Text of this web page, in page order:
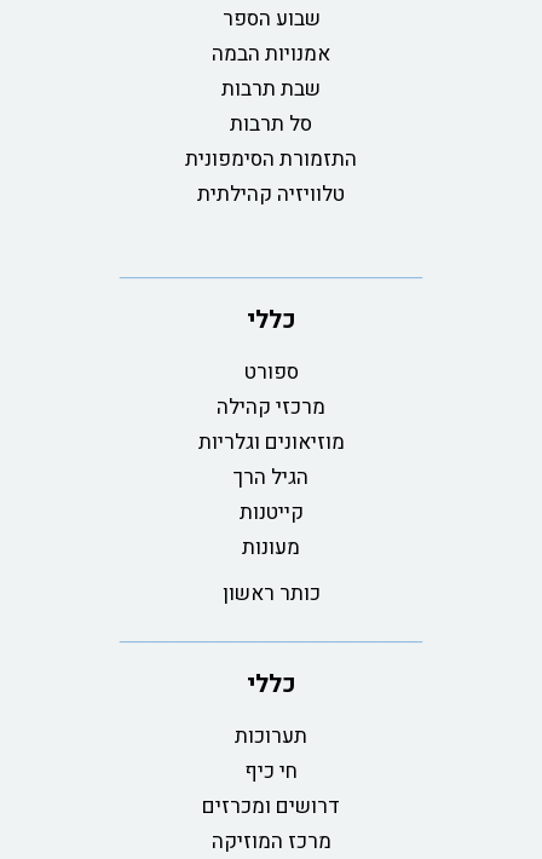
שבוע הספר
אמנויות הבמה
שבת תרבות
סל תרבות
התזמורת הסימפונית
טלוויזיה קהילתית
כללי
ספורט
מרכזי קהילה
מוזיאונים וגלריות
הגיל הרך
קייטנות
מעונות
כותר ראשון
כללי
תערוכות
חי כיף
דרושים ומכרזים
מרכז המוזיקה